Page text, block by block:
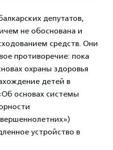
депутатов,
не обоснована и
средств. Они
противоречие: пока
охраны здоровья
детей в
основах системы
устройство в